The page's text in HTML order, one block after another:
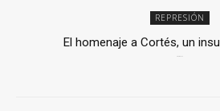
REPRESIÓN
El homenaje a Cortés, un